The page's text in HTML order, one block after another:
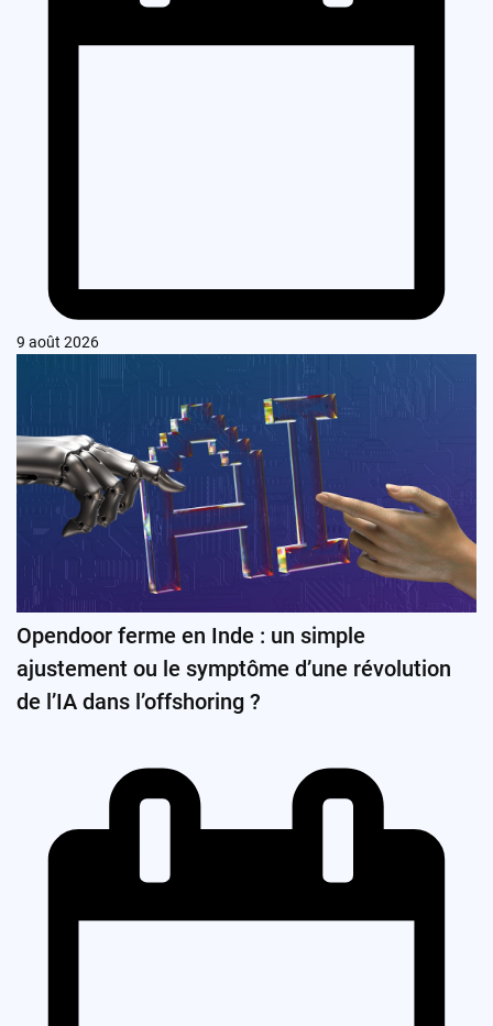
9 août 2026
Opendoor ferme en Inde : un simple
ajustement ou le symptôme d’une révolution
de l’IA dans l’offshoring ?